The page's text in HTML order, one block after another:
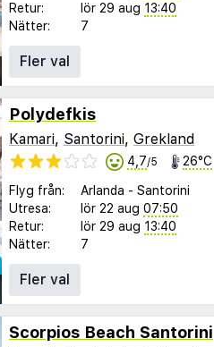
Retur:
lör 29 aug 13:40
Nätter:
7
Fler val
Polydefkis
Kamari, Santorini, Grekland
4,7/5 26°C
Flyg från: Arlanda - Santorini
Utresa:
lör 22 aug 07:50
Retur:
lör 29 aug 13:40
Nätter:
7
Fler val
Scorpios Beach Santorini